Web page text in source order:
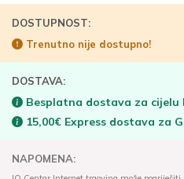
DOSTUPNOST:
Trenutno nije dostupno!
DOSTAVA:
Besplatna dostava za cijelu
15,00€ Express dostava za
NAPOMENA: